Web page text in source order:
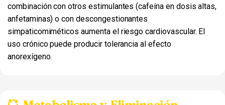
combinación con otros estimulantes (cafeína en dosis altas,
anfetaminas) o con descongestionantes
simpaticomiméticos aumenta el riesgo cardiovascular. El
uso crónico puede producir tolerancia al efecto
anorexígeno.